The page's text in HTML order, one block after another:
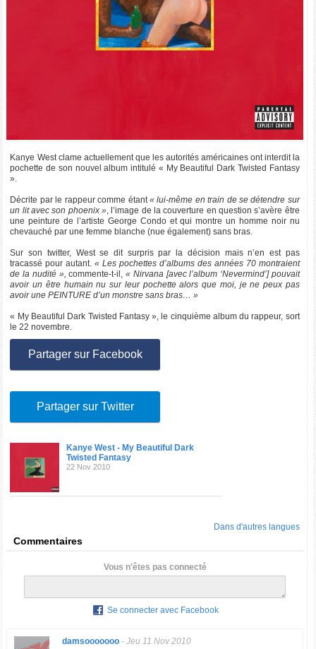
Kanye West clame actuellement que les autorités américaines ont interdit la
pochette de son nouvel album intitulé « My Beautiful Dark Twisted Fantasy
».
Décrite par le rappeur comme étant« lui-même en train de se détendre sur
un lit avec son phoenix », l’image de la couverture en question s’avère être
une peinture de l’artiste George Condo et qui montre un homme noir nu
chevauché par une femme blanche (nue également) sans bras.
Sur son twitter, West se dit surpris par la décision mais n’en est pas
tracassé pour autant.« Les pochettes d’albums des années 70 montraient
de la nudité »,commente-t-il,« Nirvana [avec l’album ‘Nevermind’] pouvait
avoir un être humain nu sur leur pochette alors que moi, je ne peux pas
avoir une PEINTURE d’un monstre sans bras… »
« My Beautiful Dark Twisted Fantasy », le cinquième album du rappeur, sort
le 22 novembre.
Partager sur Facebook
Partager sur Twitter
Kanye West - My Beautiful Dark
Twisted Fantasy
22 Nov 2010
Dans d'autres langues
Commentaires
Vous n'êtes pas connecté
Se connecter avec Facebook
damsooooooo- Jeu 11 Nov 2010